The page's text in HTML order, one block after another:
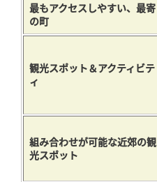
最もアクセスしやすい、最寄
の町
観光スポット＆アクティビテ
ィ
組み合わせが可能な近郊の観
光スポット